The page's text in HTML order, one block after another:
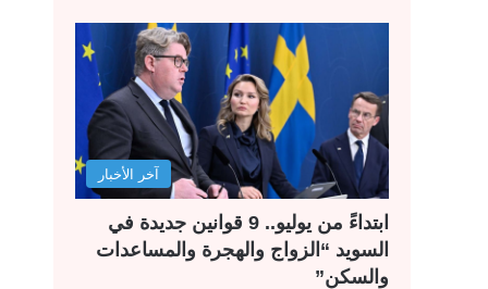
آخر الأخبار
ابتداءً من يوليو.. 9 قوانين جديدة في
السويد “الزواج والهجرة والمساعدات
والسكن”